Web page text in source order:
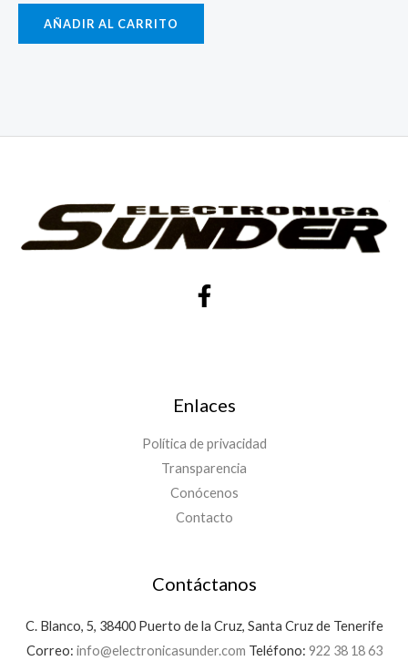
AÑADIR AL CARRITO
Enlaces
Política de privacidad
Transparencia
Conócenos
Contacto
Contáctanos
C. Blanco, 5, 38400 Puerto de la Cruz, Santa Cruz de Tenerife
Correo: info@electronicasunder.com Teléfono: 922 38 18 63